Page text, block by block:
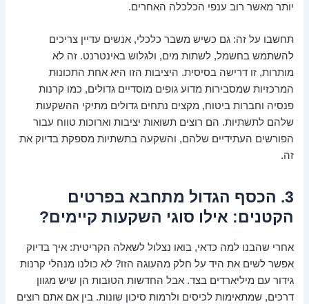
יותר מאשר רוב ענפי הכלכלה האחרים.
תחשבו על זה: גם כשיש משבר כלכלי, אנשים עדיין צריכים
להשתמש בחשמל, לשתות מים, ולגלוש באינטרנט. זה לא
מותרות, זו דרישה בסיסית. היציבות הזו היא אחת התכונות
המרכזיות שמסבירות מדוע גופים מוסדיים גדולים, כמו קרנות
פנסיה וחברות ביטוח, מקצים נתחים גדולים מתיקי ההשקעות
שלהם לתשתיות. הם רוצים תשואות יציבות וארוכות טווח עבור
הפורשים העתידיים שלהם, והשקעה בתשתיות מספקת בדיוק את
זה.
3. הכסף הגדול מתחבא בפרטים
הקטנים: אילו סוגי השקעות קיימים?
אחרי שהבנו למה כדאי, בואו נצלול לשאלה הקריטית: איך בדיוק
אפשר לשים את היד על חלק מהעוגה הזו? לא כולנו מנהלי קרנות
גידור עם מיליארדים בצד. אבל החדשות הטובות הן שיש מגוון
דרכים, שמתאימות לכיסים ולרמות סיכון שונות. בין אם אתם רוצים